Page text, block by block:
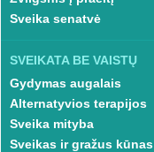
Sveika senatvė
SVEIKATA BE VAISTŲ
Gydymas augalais
Alternatyvios terapijos
Sveika mityba
Sveikas ir gražus kūnas